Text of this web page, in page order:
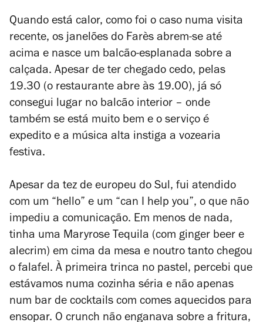
Quando está calor, como foi o caso numa visita
recente, os janelões do Farès abrem-se até
acima e nasce um balcão-esplanada sobre a
calçada. Apesar de ter chegado cedo, pelas
19.30 (o restaurante abre às 19.00), já só
consegui lugar no balcão interior – onde
também se está muito bem e o serviço é
expedito e a música alta instiga a vozearia
festiva.
Apesar da tez de europeu do Sul, fui atendido
com um “hello” e um “can I help you”, o que não
impediu a comunicação. Em menos de nada,
tinha uma Maryrose Tequila (com ginger beer e
alecrim) em cima da mesa e noutro tanto chegou
o falafel. À primeira trinca no pastel, percebi que
estávamos numa cozinha séria e não apenas
num bar de cocktails com comes aquecidos para
ensopar. O crunch não enganava sobre a fritura,